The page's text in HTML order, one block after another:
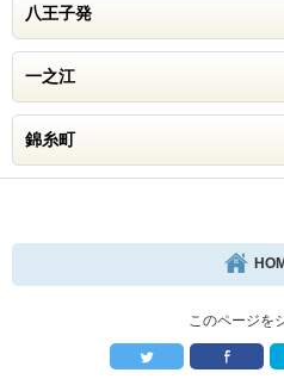
八王子発
一之江
錦糸町
このページを